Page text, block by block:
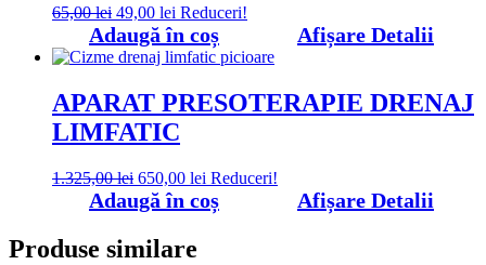
65,00lei Prețul
inițial
a
fost:
49,00 lei Prețul
curent
este:
49,00 lei.
Reduceri!
Adaugă în coș Afișare Detalii
APARAT PRESOTERAPIE DRENAJ
LIMFATIC
1.325,00lei Prețul
inițial
a
fost:
1.325,00 lei.
650,00 lei Prețul
curent
este:
Reduceri!
Adaugă în coș Afișare Detalii
Produse similare